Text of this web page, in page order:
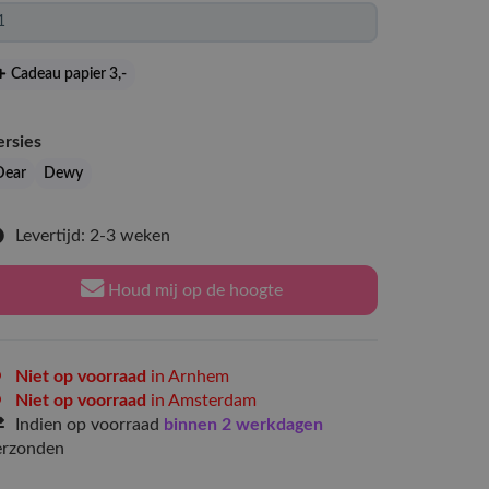
Cadeau papier 3,-
Dewy
Levertijd: 2-3 weken
Houd mij op de hoogte
Niet op voorraad in Arnhem
Niet op voorraad in Amsterdam
Indien op voorraad binnen 2 werkdagen